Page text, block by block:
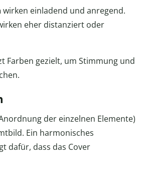
wirken einladend und anregend.
eher distanziert oder
Farben gezielt, um Stimmung und
der einzelnen Elemente)
Ein harmonisches
dafür, dass das Cover